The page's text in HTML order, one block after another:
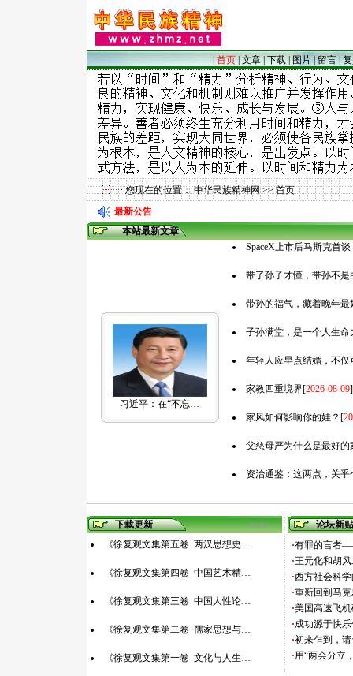
|首页|文章|下载| 图片|留言|
您现在的位置：中华民族精神网>>首页
最新公告
本站最新文章
习近平：在“不忘…
SpaceX上市后马斯克首
带了孙子才懂，带孙不
带孙的福气，藏着晚年最
子孙满堂，是一个人生
年轻人应早点结婚，不
家教四重境界[2026-08-09]
家风如何影响你的娃？ [
父慈母严为什么是最好的
资治通鉴：这两点，关
下载更新 more
论坛新贴
《徐复观文集第五卷 两汉思想史…
《徐复观文集第四卷 中国艺术精…
《徐复观文集第三卷 中国人性论…
《徐复观文集第二卷 儒家思想与…
《徐复观文集第一卷 文化与人生…
·有罪的言者
·王元化和胡
·西方社会科学
·重新回到马
·美国高速飞
·成功源于快
·初来乍到，
·用“两会分立